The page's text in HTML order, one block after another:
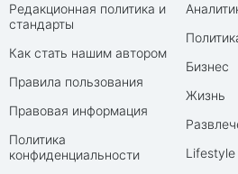
Редакционная политика и
стандарты
Как стать нашим автором
Правила пользования
Правовая информация
Политика
конфиденциальности
Бизнес
Жизнь
Lifestyle